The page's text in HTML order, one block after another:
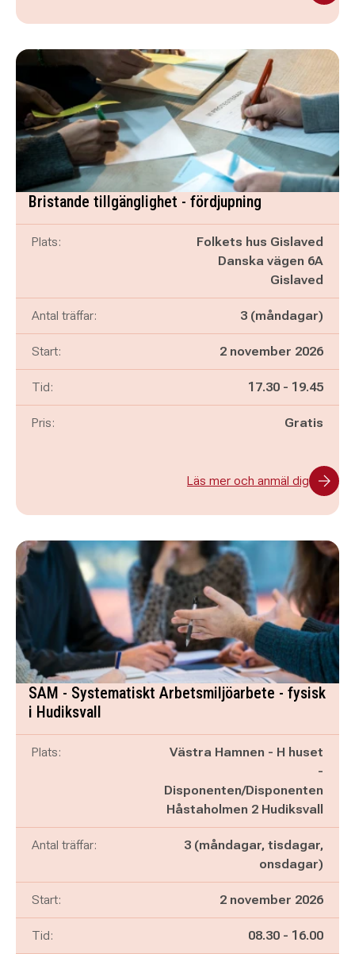
Bristande tillgänglighet - fördjupning
Plats:
Folkets hus Gislaved
Danska vägen 6A
Gislaved
Antal träffar: 3 (måndagar)
Start: 2 november 2026
Tid: Pågår mellan
17.30 - och
19.45
Pris: Gratis
Läs mer och anmäl dig
SAM - Systematiskt Arbetsmiljöarbete - fysisk
i Hudiksvall
Plats:
Västra Hamnen - H huset
-
Disponenten/Disponenten
Håstaholmen 2 Hudiksvall
Antal träffar:
3 (måndagar, tisdagar,
onsdagar)
Start: 2 november 2026
Tid: Pågår mellan
08.30 - och
16.00